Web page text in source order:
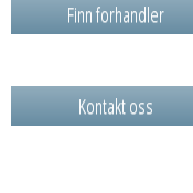
Finn forhandler
Kontakt oss